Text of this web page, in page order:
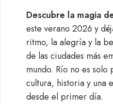
Descubre la magia
este verano 2026 y
ritmo, la alegría y la
de las ciudades más
mundo. Río no es solo
cultura, historia y una
desde el primer día.